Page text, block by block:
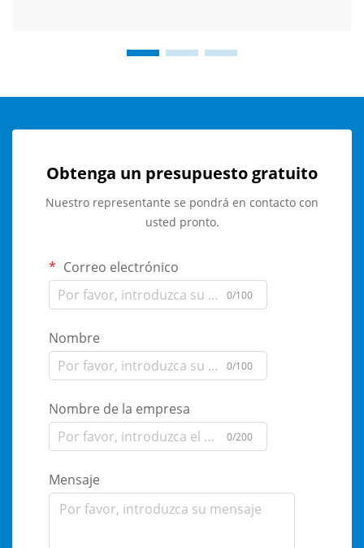
Obtenga un presupuesto gratuito
Nuestro representante se pondrá en contacto con
usted pronto.
Correo electrónico
0/100
Nombre
0/100
Nombre de la empresa
0/200
Mensaje